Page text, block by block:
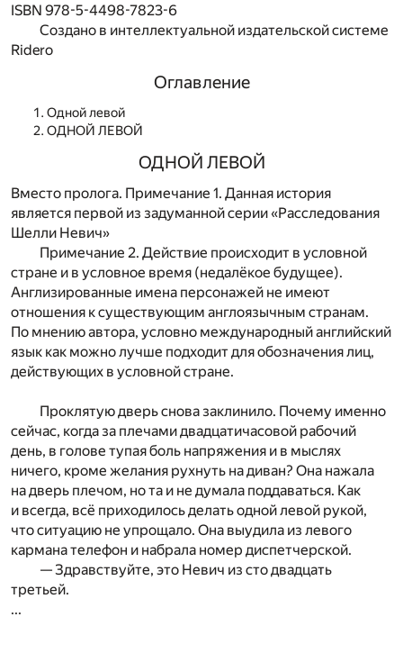
ISBN 978-5-4498-7823-6
Создано в интеллектуальной издательской системе
Ridero
Оглавление
Одной левой
ОДНОЙ ЛЕВОЙ
ОДНОЙ ЛЕВОЙ
Вместо пролога. Примечание 1. Данная история
является первой из задуманной серии «Расследования
Шелли Невич»
Примечание 2. Действие происходит в условной
стране и в условное время (недалёкое будущее).
Англизированные имена персонажей не имеют
отношения к существующим англоязычным странам.
По мнению автора, условно международный английский
язык как можно лучше подходит для обозначения лиц,
действующих в условной стране.
Проклятую дверь снова заклинило. Почему именно
сейчас, когда за плечами двадцатичасовой рабочий
день, в голове тупая боль напряжения и в мыслях
ничего, кроме желания рухнуть на диван? Она нажала
на дверь плечом, но та и не думала поддаваться. Как
и всегда, всё приходилось делать одной левой рукой,
что ситуацию не упрощало. Она выудила из левого
кармана телефон и набрала номер диспетчерской.
— Здравствуйте, это Невич из сто двадцать
третьей.
...